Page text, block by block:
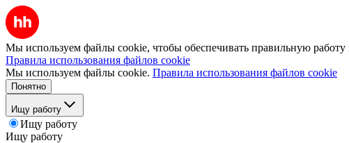
Мы используем файлы cookie, чтобы обеспечивать правильную работу
Правила использования файлов cookie
Мы используем файлы cookie. Правила использования файлов cookie
Понятно
Ищу работу
Ищу работу
Ищу работу